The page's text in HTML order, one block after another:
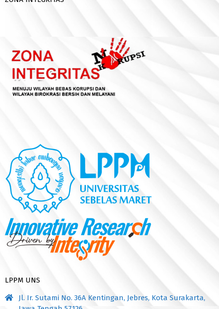
LPPM UNS
Jl. Ir. Sutami No. 36A Kentingan, Jebres, Kota Surakarta,